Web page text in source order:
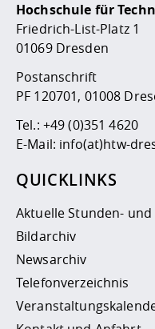
Hochschule für
Friedrich-List-Platz 1
01069 Dresden
Postanschrift
PF 120701, 01008
Tel.: +49 (0)351 4620
E-Mail: info(at)htw-
QUICKLINKS
Aktuelle Stunden-
Bildarchiv
Newsarchiv
Telefonverzeichnis